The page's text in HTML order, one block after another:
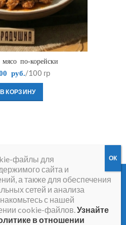
мясо по-корейски
руб. /100 гр
В КОРЗИНУ
Вопросы и ответы.
файлы для
сайта и
а также для обеспечения
сетей и анализа
с нашей
cookie-файлов.Узнайте
в отношении